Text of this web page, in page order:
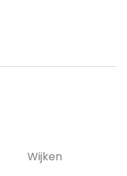
Wijken